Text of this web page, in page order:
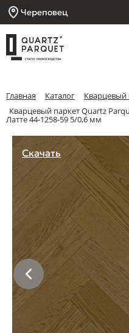
Череповец
Главная Каталог Кварцевый
Кварцевый паркет Quartz
Латте 44-1258-59 5/0,6 мм
Скачать